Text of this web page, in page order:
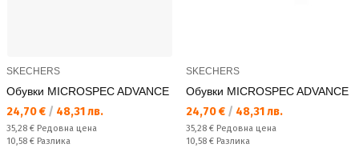
SKECHERS
Обувки MICROSPEC ADVANCE
Текуща цена:
24,70 € / 48,31 лв.
Редовна цена:
35,28 € Редовна цена
Спестявате:
10,58 € Разлика
SKECHERS
Обувки MICROSPEC ADVANCE
Текуща цена:
24,70 € / 48,31 лв.
Редовна цена:
35,28 € Редовна цена
Спестявате:
10,58 € Разлика